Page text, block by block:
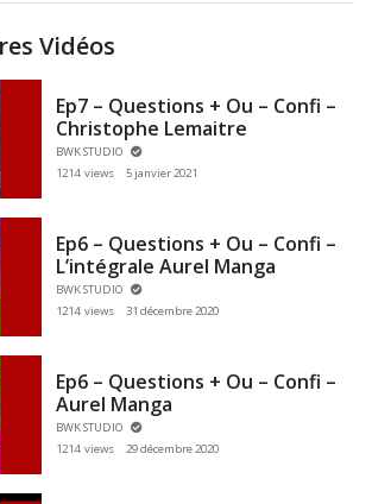
Vidéos
Ep7 – Questions + Ou – Confi –
Christophe Lemaitre
BWK STUDIO
1214 views
5 janvier 2021
Ep6 – Questions + Ou – Confi –
L’intégrale Aurel Manga
BWK STUDIO
1214 views
31 décembre 2020
Ep6 – Questions + Ou – Confi –
Aurel Manga
BWK STUDIO
1214 views
29 décembre 2020